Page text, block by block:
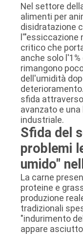
MAPPA
DEL
SITO
POLITICA
SULLA
PRIVACY
Nel settore
alimenti per
disidratazione
l'"essiccazione
critico che
anche solo
rimangono
dell'umidità
sfida
avanzato e
industriale.
Sfida del
problemi
umido"
La carne
proteine ​​e
produzione
tradizionali
"indurimento
appare